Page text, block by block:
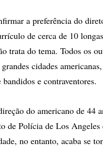
compartilhamento
a preferência do
de cerca de 10
trata do tema. Todos os
cidades
e contraventores.
do americano de 44
de Polícia de Los Angeles
no entanto, acaba se